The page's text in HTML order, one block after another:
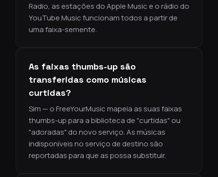
Radio, as estações do Apple Music e o rádio do
YouTube Music funcionam todos a partir de
uma faixa-semente.
As faixas thumbs-up são
transferidas como músicas
curtidas?
Sim — o FreeYourMusic mapeia as suas faixas
thumbs-up para a biblioteca de "curtidas" ou
"adoradas" do novo serviço. As músicas
indisponíveis no serviço de destino são
reportadas para que as possa substituir.